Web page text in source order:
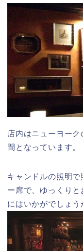
店内はニューヨー
間となっています。
キャンドルの照明
ー席で、ゆっくり
にはいかがでしょう